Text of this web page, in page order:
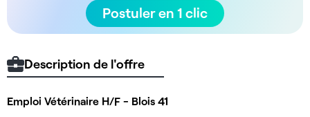
Postuler en 1 clic
Description de l'offre
Emploi Vétérinaire H/F - Blois 41